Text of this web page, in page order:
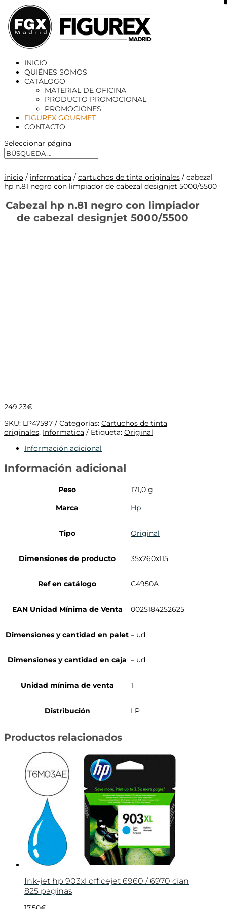
INICIO
QUIÉNES SOMOS
CATÁLOGO
MATERIAL DE OFICINA
PRODUCTO PROMOCIONAL
PROMOCIONES
FIGUREX GOURMET
CONTACTO
Seleccionar página
inicio / informatica / cartuchos de tinta originales / cabezal
hp n.81 negro con limpiador de cabezal designjet 5000/5500
Cabezal hp n.81 negro con limpiador
de cabezal designjet 5000/5500
249,23€
SKU: LP47597 Categorías: Cartuchos de tinta
originales, Informatica Etiqueta: Original
Información adicional
Información adicional
Peso
171,0 g
Marca
Hp
Tipo Original
Dimensiones de producto 35x260x115
Ref en catálogo C4950A
EAN Unidad Mínima de Venta 0025184252625
Dimensiones y cantidad en palet – ud
Dimensiones y cantidad en caja – ud
Unidad mínima de venta 1
Distribución LP
Productos relacionados
Ink-jet hp 903xl officejet 6960 / 6970 cian
825 paginas